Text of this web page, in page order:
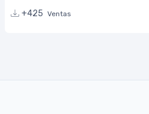
+425 Ventas